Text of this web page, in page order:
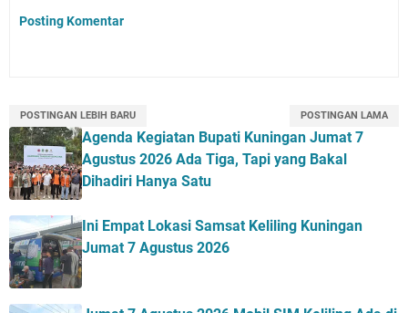
Posting Komentar
POSTINGAN LEBIH BARU POSTINGAN LAMA
Agenda Kegiatan Bupati Kuningan Jumat 7
Agustus 2026 Ada Tiga, Tapi yang Bakal
Dihadiri Hanya Satu
Ini Empat Lokasi Samsat Keliling Kuningan
Jumat 7 Agustus 2026